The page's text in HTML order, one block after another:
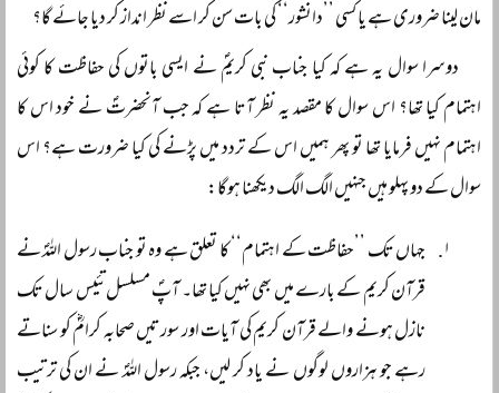
مان لینا ضروری ہے یا کسی ’’دانشور‘‘ کی بات سن کر اسے نظر انداز کر دیا جائے گا؟
دوسرا سوال یہ ہے کہ کیا جناب نبی کریمؐ نے ایسی باتوں کی حفاظت کا کوئی
اہتمام کیا تھا؟ اس سوال کا مقصد یہ نظر آتا ہے کہ جب آنحضرتؐ نے خود اس کا
اہتمام نہیں فرمایا تھا تو پھر ہمیں اس کے تردد میں پڑنے کی کیا ضرورت ہے؟ اس
سوال کے دو پہلو ہیں جنہیں الگ الگ دیکھنا ہوگا:
جہاں تک ’’حفاظت کے اہتمام‘‘ کا تعلق ہے وہ تو جناب رسول اللہؐ نے
قرآن کریم کے بارے میں بھی نہیں کیا تھا۔ آپؐ مسلسل تئیس سال تک
نازل ہونے والے قرآن کریم کی آیات اور سورتیں صحابہ کرامؓ کو سناتے
رہے جو ہزاروں لوگوں نے یاد کر لیں، جبکہ رسول اللہؐ نے ان کی ترتیب